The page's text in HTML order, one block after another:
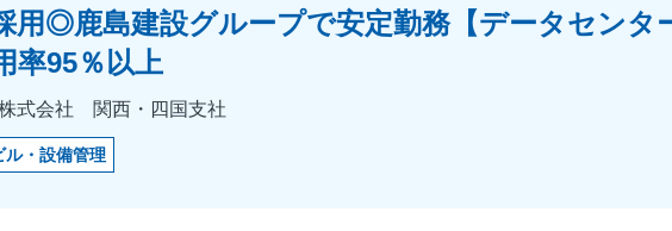
用◎鹿島建設グループで安定勤務【データセンタ
率95％以上
式会社 関西・四国支社
ル・設備管理